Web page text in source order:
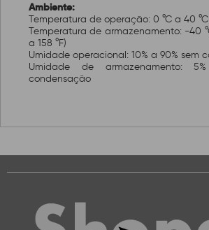
Ambiente:
Temperatura de operação: 0 °C a 40 °C
Temperatura de armazenamento: -40
a 158 °F)
Umidade operacional: 10% a 90% sem
Umidade de armazenamento:
condensação